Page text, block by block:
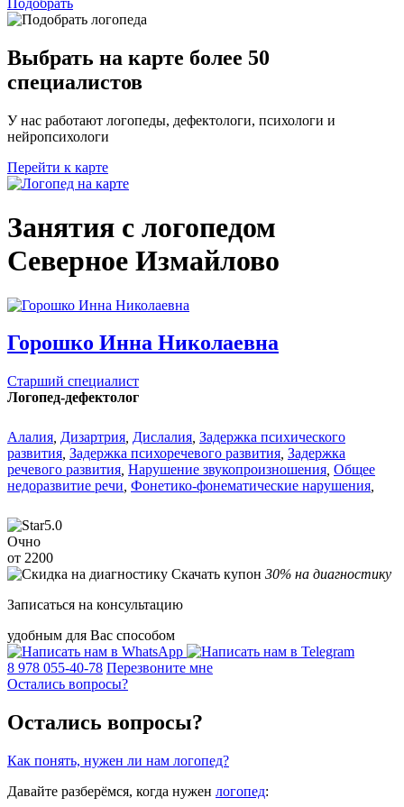
Выбрать на карте более 50
специалистов
У нас работают логопеды, дефектологи, психологи и
нейропсихологи
Перейти к карте
Занятия с логопедом
Северное Измайлово
Горошко Инна Николаевна
Старший специалист
Логопед-дефектолог
Алалия Дизартрия Дислалия Задержка психического
развития Задержка психоречевого развития Задержка
речевого развития Нарушение звукопроизношения Общее
недоразвитие речи Фонетико-фонематические нарушения
5.0
Очно
от 2200
Скачать купон 30% на диагностику
Записаться на консультацию
удобным для Вас способом
8 978 055-40-78 Перезвоните мне
Остались вопросы?
Остались вопросы?
Как понять, нужен ли нам логопед?
Давайте разберёмся, когда нужен логопед: